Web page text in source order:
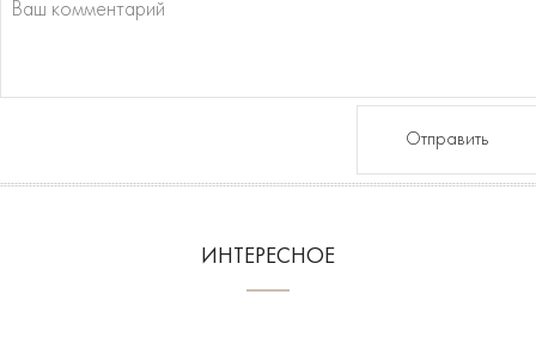
Отправить
ИНТЕРЕСНОЕ